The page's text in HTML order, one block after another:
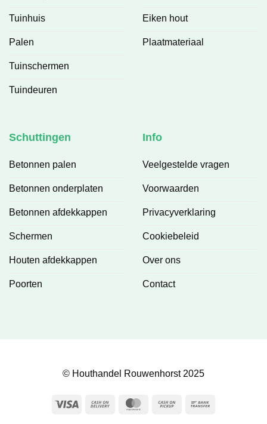
Tuinhuis
Palen
Tuinschermen
Tuindeuren
Eiken hout
Plaatmateriaal
Schuttingen
Betonnen palen
Betonnen onderplaten
Betonnen afdekkappen
Schermen
Houten afdekkappen
Poorten
Info
Veelgestelde vragen
Voorwaarden
Privacyverklaring
Cookiebeleid
Over ons
Contact
© Houthandel Rouwenhorst 2025
Visa
Cash
MasterCard
Cash